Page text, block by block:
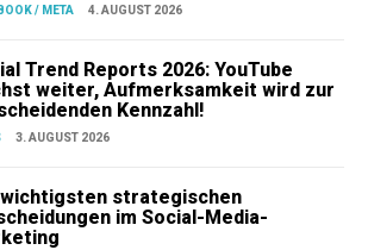
/ META 4. AUGUST 2026
Trend Reports 2026: YouTube
weiter, Aufmerksamkeit wird zur
Kennzahl!
3. AUGUST 2026
wichtigsten strategischen
im Social-Media-